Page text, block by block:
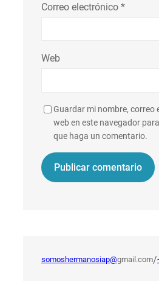
Correo electrónico *
Web
Guardar mi nombre, correo
web en este navegador
que haga un comentario.
somoshermanosiap@gmail.com/